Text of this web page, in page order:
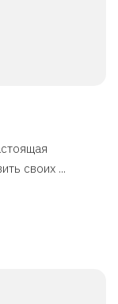
своих ...